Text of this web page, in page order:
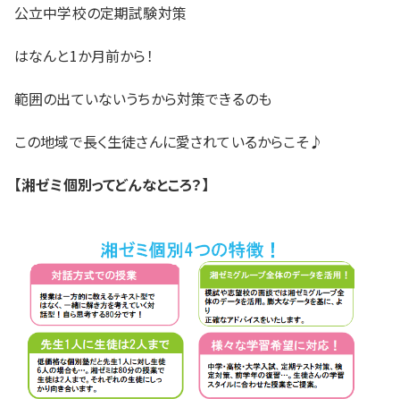
公立中学校の定期試験対策
はなんと1か月前から！
範囲の出ていないうちから対策できるのも
この地域で長く生徒さんに愛されているからこそ♪
【湘ゼミ個別ってどんなところ？】